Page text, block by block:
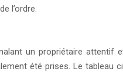
l’ordre.
un propriétaire
été prises. Le tableau